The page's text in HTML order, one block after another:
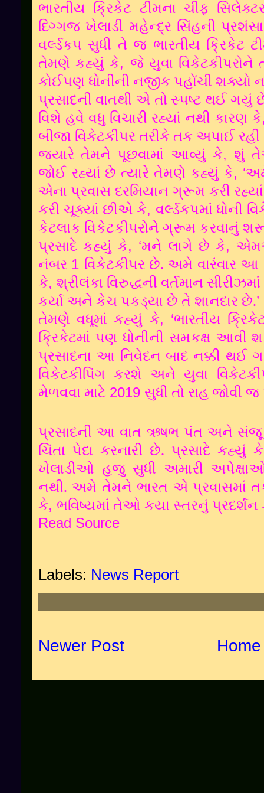
ભારતીય ક્રિકેટ ટીમના ચીફ
દિગ્ગજ ખેલાડી મહેન્દ્ર સિંહની પ્રશંસા
વર્લ્ડકપ સુધી તે જ ભારતીય ક્રિકેટ
તેમણે કહ્યું કે, જે યુવા વિકેટકીપરોને
કોઈપણ ધોનીની નજીક પહોંચી શક્યો
પ્રસાદની વાતથી એ તો સ્પષ્ટ થઈ ગયું
વિશે હવે વધુ વિચારી રહ્યાં નથી કારણ કે
બીજા વિકેટકીપર તરીકે તક અપાઈ રહી
જ્યારે તેમને પૂછવામાં આવ્યું કે, શું
જોઈ રહ્યાં છે ત્યારે તેમણે કહ્યું કે, ‘
એના પ્રવાસ દરમિયાન ગ્રૂમ કરી રહ્યાં
કરી ચૂક્યાં છીએ કે, વર્લ્ડકપમાં ધોની
કેટલાક વિકેટકીપરોને ગ્રૂમ કરવાનું
પ્રસાદે કહ્યું કે, ‘મને લાગે છે કે,
નંબર 1 વિકેટકીપર છે. અમે વારંવાર આ
કે, શ્રીલંકા વિરુદ્ધની વર્તમાન સીરીઝમાં
કર્યા અને કેચ પકડ્યા છે તે શાનદાર છે.’
તેમણે વધૂમાં કહ્યું કે, ‘ભારતીય
ક્રિકેટમાં પણ ધોનીની સમકક્ષ આવી
પ્રસાદના આ નિવેદન બાદ નક્કી થઈ
વિકેટકીપિંગ કરશે અને યુવા
મેળવવા માટે 2019 સુધી તો રાહ જોવી જ
પ્રસાદની આ વાત ઋષભ પંત અને સંજૂ
ચિંતા પેદા કરનારી છે. પ્રસાદે કહ્યું કે
ખેલાડીઓ હજુ સુધી અમારી
નથી. અમે તેમને ભારત એ પ્રવાસમાં
કે, ભવિષ્યમાં તેઓ કયા સ્તરનું પ્રદર્શન
Read Source
Labels: News Report
Newer Post Home